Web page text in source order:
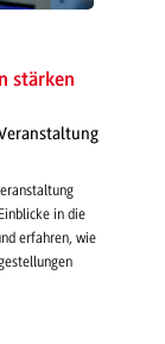
stärken
in die
erfahren, wie